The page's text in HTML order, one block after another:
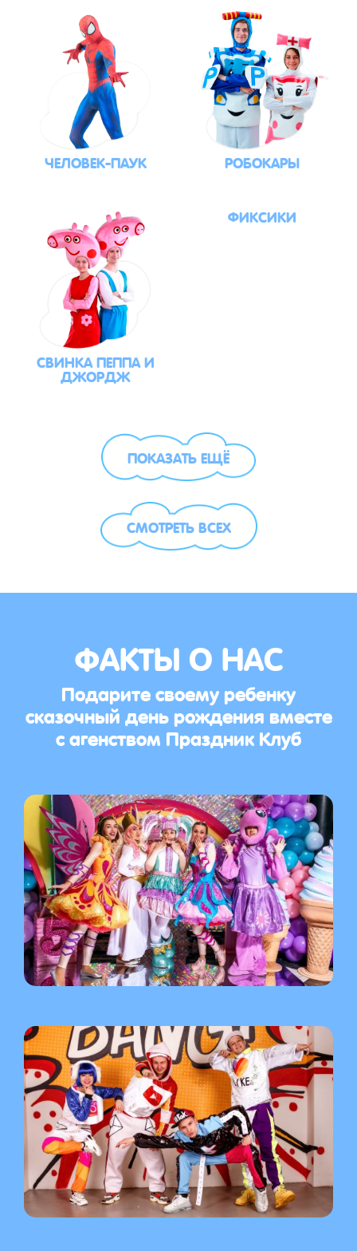
ЧЕЛОВЕК-ПАУК РОБОКАРЫ
СВИНКА ПЕППА И
ДЖОРДЖ
ФИКСИКИ
ПОКАЗАТЬ ЕЩЁ
СМОТРЕТЬ ВСЕХ
ФАКТЫ О НАС
Подарите своему ребенку
сказочный день рождения вместе
с агенством Праздник Клуб